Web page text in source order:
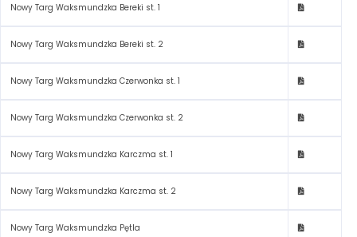
Nowy Targ Waksmundzka Bereki st. 1
Nowy Targ Waksmundzka Bereki st. 2
Nowy Targ Waksmundzka Czerwonka st. 1
Nowy Targ Waksmundzka Czerwonka st. 2
Nowy Targ Waksmundzka Karczma st. 1
Nowy Targ Waksmundzka Karczma st. 2
Nowy Targ Waksmundzka Pętla